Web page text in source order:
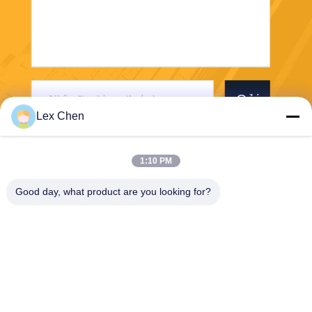
Gửi
Lex Chen
1:10 PM
Good day, what product are you looking for?